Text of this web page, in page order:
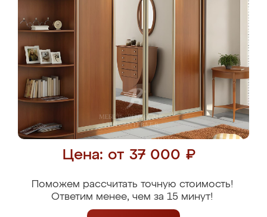
Цена: от 37 000 ₽
Поможем рассчитать точную стоимость!
Ответим менее, чем за 15 минут!